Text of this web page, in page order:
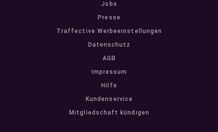
Jobs
Presse
Traffective Werbeeinstellungen
Datenschutz
AGB
Impressum
Hilfe
Kundenservice
Mitgliedschaft kündigen